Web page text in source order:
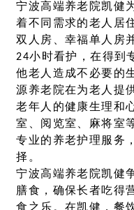
宁波高端养老院凯健
着不同需求的老人居
双人房、幸福单人房
24小时看护，在得到
他老人造成不必要的
源养老院在为老人提
老年人的健康生理和
室、阅览室、麻将室
专业的养老护理服务
择。
宁波高端养老院凯健
膳食，确保长者吃得